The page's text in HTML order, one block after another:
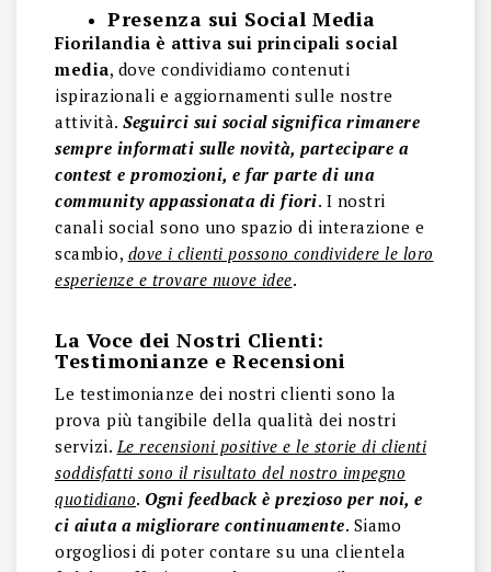
Presenza sui Social Media
Fiorilandia è attiva sui principali social
media, dove condividiamo contenuti
ispirazionali e aggiornamenti sulle nostre
attività. Seguirci sui social significa rimanere
sempre informati sulle novità, partecipare a
contest e promozioni, e far parte di una
community appassionata di fiori. I nostri
canali social sono uno spazio di interazione e
scambio, dove i clienti possono condividere le loro
esperienze e trovare nuove idee.
La Voce dei Nostri Clienti:
Testimonianze e Recensioni
Le testimonianze dei nostri clienti sono la
prova più tangibile della qualità dei nostri
servizi.Le recensioni positive e le storie di clienti
soddisfatti sono il risultato del nostro impegno
quotidiano. Ogni feedback è prezioso per noi, e
ci aiuta a migliorare continuamente. Siamo
orgogliosi di poter contare su una clientela